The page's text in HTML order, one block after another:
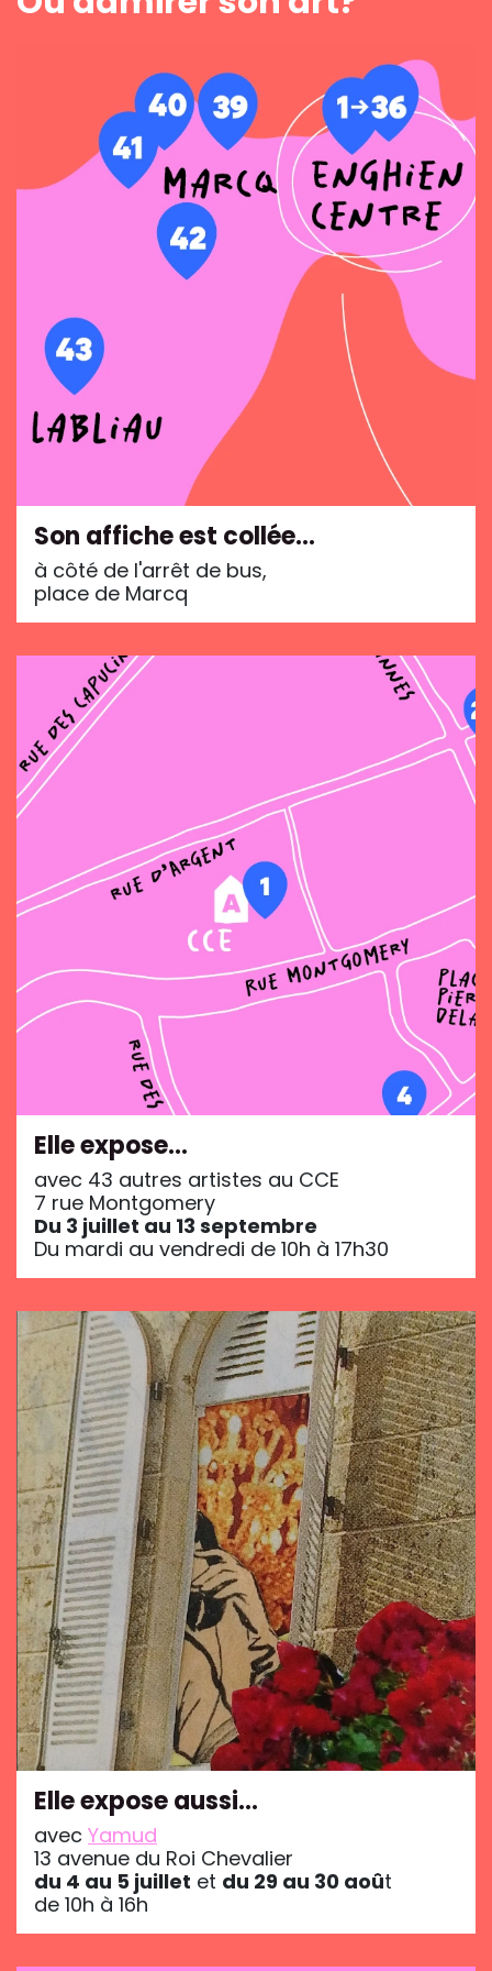
Son affiche est collée…
à côté de l'arrêt de bus,
place de Marcq
Elle expose…
avec 43 autres artistes au CCE
7 rue Montgomery
Du 3 juillet au 13 septembre
Du mardi au vendredi de 10h à 17h30
Elle expose aussi…
avec Yamud
13 avenue du Roi Chevalier
du 4 au 5 juillet et du 29 au 30 août
de 10h à 16h